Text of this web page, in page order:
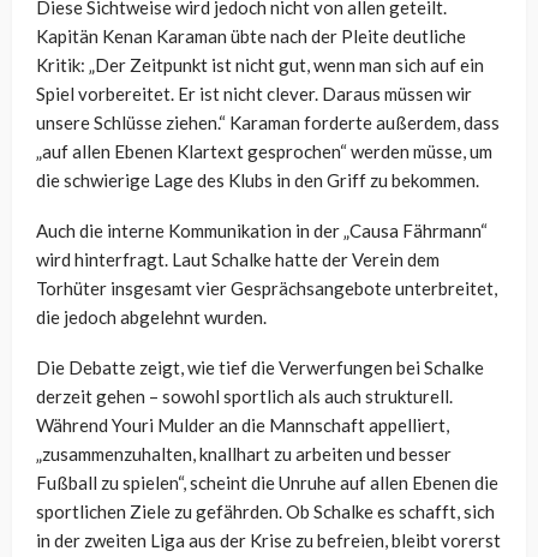
Diese Sichtweise wird jedoch nicht von allen geteilt.
Kapitän Kenan Karaman übte nach der Pleite deutliche
Kritik: „Der Zeitpunkt ist nicht gut, wenn man sich auf ein
Spiel vorbereitet. Er ist nicht clever. Daraus müssen wir
unsere Schlüsse ziehen.“ Karaman forderte außerdem, dass
„auf allen Ebenen Klartext gesprochen“ werden müsse, um
die schwierige Lage des Klubs in den Griff zu bekommen.
Auch die interne Kommunikation in der „Causa Fährmann“
wird hinterfragt. Laut Schalke hatte der Verein dem
Torhüter insgesamt vier Gesprächsangebote unterbreitet,
die jedoch abgelehnt wurden.
Die Debatte zeigt, wie tief die Verwerfungen bei Schalke
derzeit gehen – sowohl sportlich als auch strukturell.
Während Youri Mulder an die Mannschaft appelliert,
„zusammenzuhalten, knallhart zu arbeiten und besser
Fußball zu spielen“, scheint die Unruhe auf allen Ebenen die
sportlichen Ziele zu gefährden. Ob Schalke es schafft, sich
in der zweiten Liga aus der Krise zu befreien, bleibt vorerst